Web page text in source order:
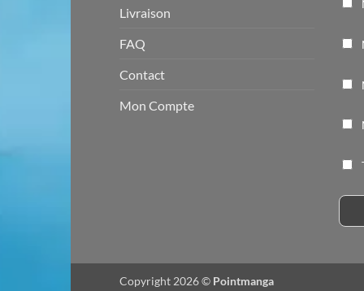
Livraison
FAQ
Contact
Mon Compte
Copyright 2026 © Pointmanga